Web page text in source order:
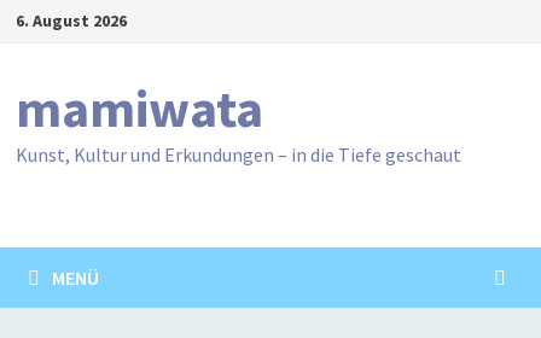
Zum6. August 2026
mamiwata
Kunst, Kultur und Erkundungen – in die Tiefe geschaut
MENÜ